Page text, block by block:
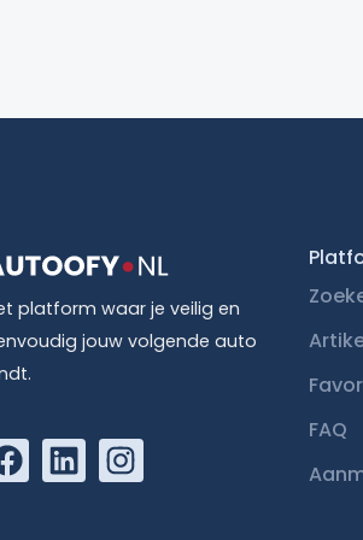
platform waar je veilig en
jouw volgende auto
FAQ